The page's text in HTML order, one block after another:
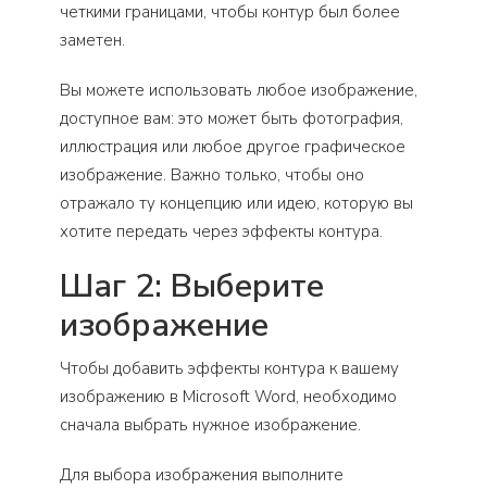
четкими границами, чтобы контур был более
заметен.
Вы можете использовать любое изображение,
доступное вам: это может быть фотография,
иллюстрация или любое другое графическое
изображение. Важно только, чтобы оно
отражало ту концепцию или идею, которую вы
хотите передать через эффекты контура.
Шаг 2: Выберите
изображение
Чтобы добавить эффекты контура к вашему
изображению в Microsoft Word, необходимо
сначала выбрать нужное изображение.
Для выбора изображения выполните